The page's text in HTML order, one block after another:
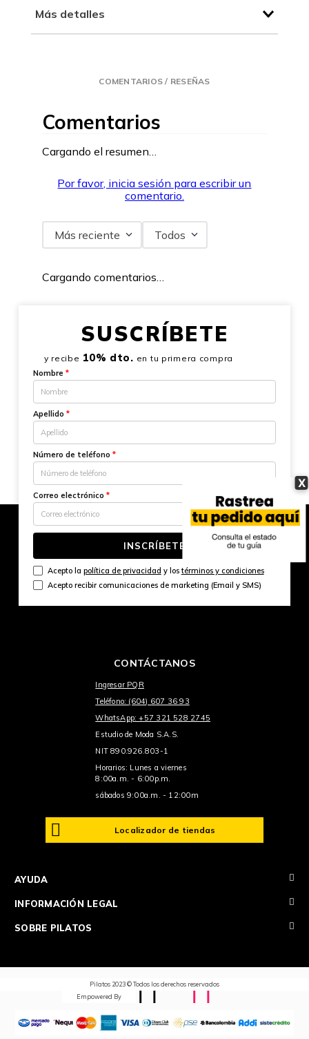
X
Más detalles
COMENTARIOS / RESEÑAS
Comentarios
Cargando el resumen…
Por favor, inicia sesión para escribir un
comentario.
Más reciente Todos
Cargando comentarios…
SUSCRÍBETE
y recibe 10% dto. en tu primera compra
Nombre *
Apellido *
Número de teléfono *
Correo electrónico *
INSCRÍBETE
Acepto la política de privacidad y lostérminos y condiciones
Acepto recibir comunicaciones de marketing (Email y SMS)
CONTÁCTANOS
Ingresar PQR
Teléfono: (604) 607 36 93
WhatsApp: +57 321 528 2745
Estudio de Moda S.A.S.
NIT 890.926.803-1
Horarios: Lunes a viernes
8:00a.m. - 6:00p.m.
sábados 9:00a.m. - 12:00m
Localizador de tiendas
AYUDA +
INFORMACIÓN LEGAL +
SOBRE PILATOS +
Pilatos 2023 © Todos los derechos reservados
Empowered By